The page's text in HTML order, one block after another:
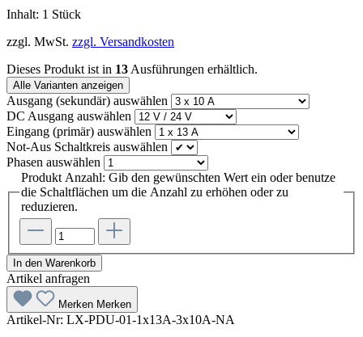
Inhalt: 1 Stück
zzgl. MwSt. zzgl. Versandkosten
Dieses Produkt ist in 13 Ausführungen erhältlich.
Alle Varianten anzeigen
Ausgang (sekundär) auswählen
DC Ausgang auswählen
Eingang (primär) auswählen
Not-Aus Schaltkreis auswählen
Phasen auswählen
Produkt Anzahl: Gib den gewünschten Wert ein oder benutze
die Schaltflächen um die Anzahl zu erhöhen oder zu
reduzieren.
In den Warenkorb
Artikel anfragen
Merken Merken
Artikel-Nr: LX-PDU-01-1x13A-3x10A-NA